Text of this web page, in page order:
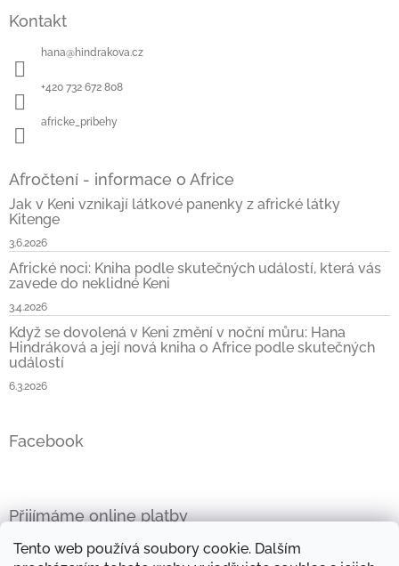
Tento web používá soubory cookie. Dalším
Kontakt
hana@hindrakova.cz
+420 732 672 808
africke_pribehy
Afročtení - informace o Africe
Jak v Keni vznikají látkové panenky z africké látky
Kitenge
3.6.2026
Africké noci: Kniha podle skutečných událostí, která vás
zavede do neklidné Keni
3.4.2026
Když se dovolená v Keni změní v noční můru: Hana
Hindráková a její nová kniha o Africe podle skutečných
událostí
6.3.2026
Facebook
Přijímáme online platby